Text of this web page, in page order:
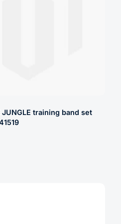
JUNGLE training band set